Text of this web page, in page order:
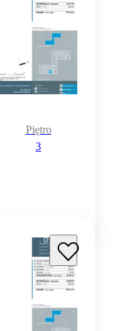
Piętro
3